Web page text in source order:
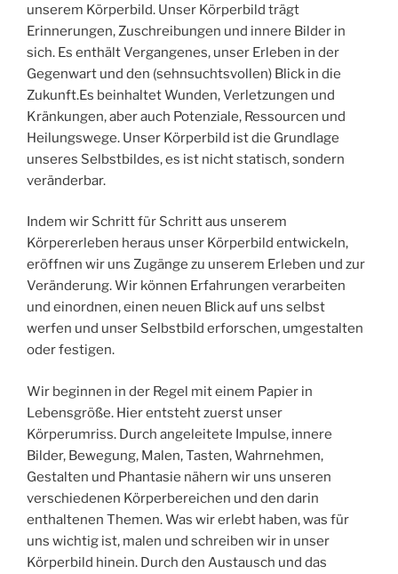
unserem Körperbild. Unser Körperbild trägt
Erinnerungen, Zuschreibungen und innere Bilder in
sich. Es enthält Vergangenes, unser Erleben in der
Gegenwart und den (sehnsuchtsvollen) Blick in die
Zukunft.Es beinhaltet Wunden, Verletzungen und
Kränkungen, aber auch Potenziale, Ressourcen und
Heilungswege. Unser Körperbild ist die Grundlage
unseres Selbstbildes, es ist nicht statisch, sondern
veränderbar.
Indem wir Schritt für Schritt aus unserem
Körpererleben heraus unser Körperbild entwickeln,
eröffnen wir uns Zugänge zu unserem Erleben und zur
Veränderung. Wir können Erfahrungen verarbeiten
und einordnen, einen neuen Blick auf uns selbst
werfen und unser Selbstbild erforschen, umgestalten
oder festigen.
Wir beginnen in der Regel mit einem Papier in
Lebensgröße. Hier entsteht zuerst unser
Körperumriss. Durch angeleitete Impulse, innere
Bilder, Bewegung, Malen, Tasten, Wahrnehmen,
Gestalten und Phantasie nähern wir uns unseren
verschiedenen Körperbereichen und den darin
enthaltenen Themen. Was wir erlebt haben, was für
uns wichtig ist, malen und schreiben wir in unser
Körperbild hinein. Durch den Austausch und das